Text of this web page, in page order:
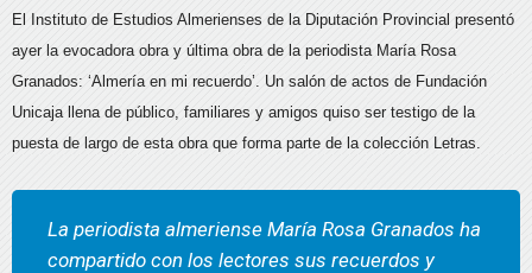
El Instituto de Estudios Almerienses de la Diputación Provincial presentó
ayer la evocadora obra y última obra de la periodista María Rosa
Granados: ‘Almería en mi recuerdo’. Un salón de actos de Fundación
Unicaja llena de público, familiares y amigos quiso ser testigo de la
puesta de largo de esta obra que forma parte de la colección Letras.
La periodista almeriense María Rosa Granados ha
compartido con los lectores sus recuerdos y